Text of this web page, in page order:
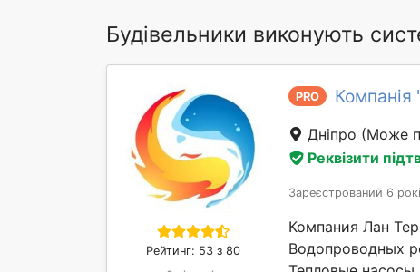
Будівельники виконують
Рейтинг: 53 з 80
PRO
Дніпро (Може
Реквізити
Зареєстрований 6
Компания Лан
Водопроводных